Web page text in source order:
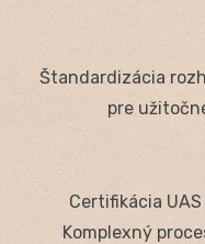
Navigácia
Previous
Štandardizácia
pre
Next
post:
Certifikácia
Komplexný